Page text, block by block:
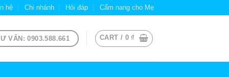
hệ Chi nhánh Hỏi đáp Cẩm nang cho Mẹ
VẤN: 0903.588.661 CART / 0 ₫